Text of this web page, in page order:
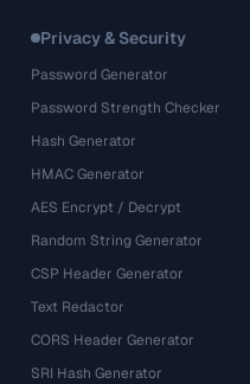
Privacy & Security
Password Generator
Password Strength Checker
Hash Generator
HMAC Generator
AES Encrypt / Decrypt
Random String Generator
CSP Header Generator
Text Redactor
CORS Header Generator
SRI Hash Generator